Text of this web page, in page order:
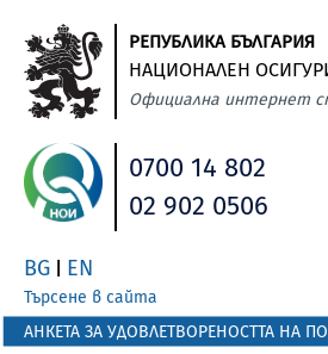
РЕПУБЛИКА БЪЛГАРИЯ
НАЦИОНАЛЕН
Официална интернет
0700 14 802
02 902 0506
BG EN
Търсене в сайта
АНКЕТА ЗА УДОВЛЕТВОРЕНОСТТА НА